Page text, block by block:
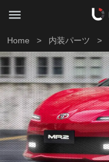
Home > 内装パーツ >